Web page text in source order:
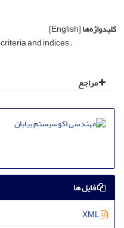
کلیدواژه‌ها[English]
criteria and indices
مراجع
فایل ها